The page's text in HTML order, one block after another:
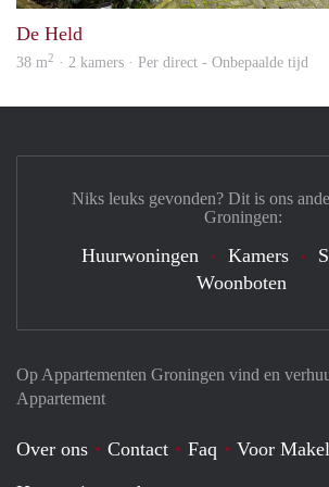
De Held
38 m2 · 2 kamers · Per direct - Onbepaalde tijd
Op Appartementen Groningen vind en
Appartement
Over ons Contact Faq
Voor
Niks leuks gevonden? Dit is ons
Groningen:
Huurwoningen Kamers
Woonboten